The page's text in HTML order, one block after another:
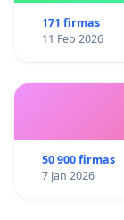
171 firmas
11 Feb 2026
50 900 firmas
7 Jan 2026